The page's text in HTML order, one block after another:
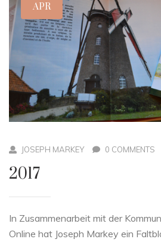
APR
JOSEPH MARKEY 0 COMMENTS
2017
In Zusammenarbeit mit der
Online hat Joseph Markey ein